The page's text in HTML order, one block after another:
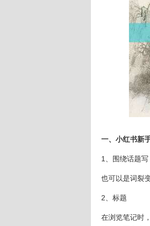
一、小红书新
1、围绕话题写
也可以是词裂
2、标题
在浏览笔记时